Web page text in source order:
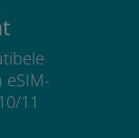
eSIM-
11